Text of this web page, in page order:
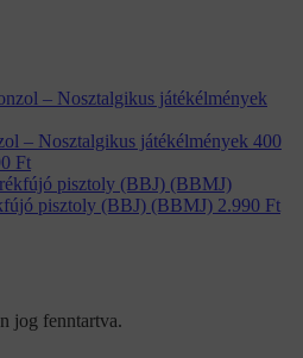
– Nosztalgikus játékélmények 400
Ft
pisztoly (BBJ) (BBMJ) 2.990 Ft
jog fenntartva.